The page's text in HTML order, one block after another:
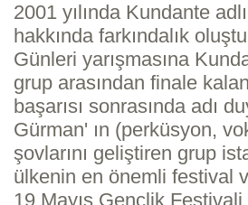
2001 yılında Kundante
hakkında farkındalık
Günleri yarışmasına
grup arasından finale
başarısı sonrasında adı
Gürman' ın (perküsyon,
şovlarını geliştiren grup
ülkenin en önemli festival
19 Mayıs Gençlik